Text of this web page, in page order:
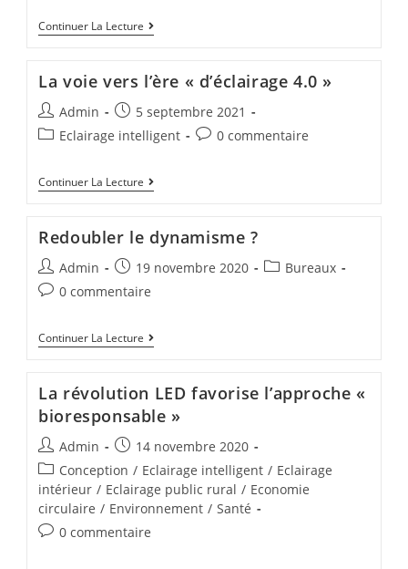
Continuer La Lecture
La voie vers l’ère « d’éclairage 4.0 »
Admin
5 septembre 2021
Eclairage intelligent
0 commentaire
Continuer La Lecture
Redoubler le dynamisme ?
Admin 19 novembre 2020
Bureaux
0 commentaire
Continuer La Lecture
La révolution LED favorise l’approche «
bioresponsable »
Admin
14 novembre 2020
Conception / Eclairage intelligent / Eclairage
intérieur / Eclairage public rural / Economie
circulaire / Environnement / Santé
0 commentaire